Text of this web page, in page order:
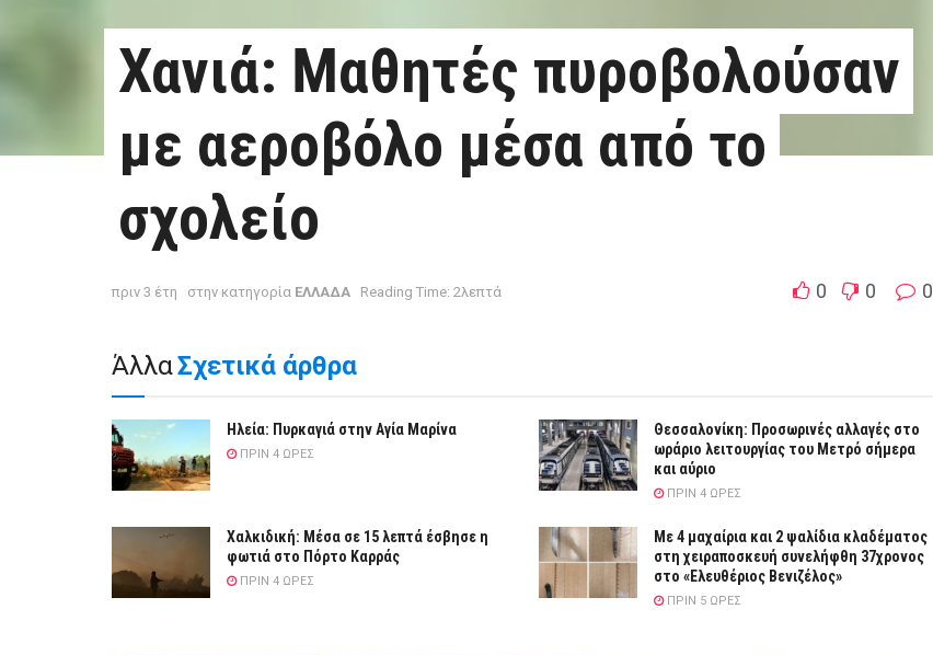
Χανιά: Μαθητές πυροβολούσαν
με αεροβόλο μέσα από το
σχολείο
πριν 3 έτη στην κατηγορία ΕΛΛΑΔΑ Reading Time: 2λεπτά 0 0 0
ΆλλαΣχετικά άρθρα
Ηλεία: Πυρκαγιά στην Αγία Μαρίνα
ΠΡΙΝ 4 ΏΡΕΣ
Θεσσαλονίκη: Προσωρινές αλλαγές στο
ωράριο λειτουργίας του Μετρό σήμερα
και αύριο
ΠΡΙΝ 4 ΏΡΕΣ
Χαλκιδική: Μέσα σε 15 λεπτά έσβησε η
φωτιά στο Πόρτο Καρράς
ΠΡΙΝ 4 ΏΡΕΣ
Με 4 μαχαίρια και 2 ψαλίδια κλαδέματος
στη χειραποσκευή συνελήφθη 37χρονος
στο «Ελευθέριος Βενιζέλος»
ΠΡΙΝ 5 ΏΡΕΣ